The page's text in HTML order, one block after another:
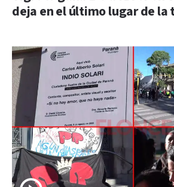
deja en el último lugar de la